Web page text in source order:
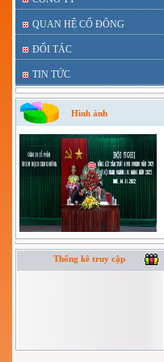
QUAN HỆ CỔ ĐÔNG
ĐỐI TÁC
TIN TỨC
Hình ảnh
Thống kê truy cập